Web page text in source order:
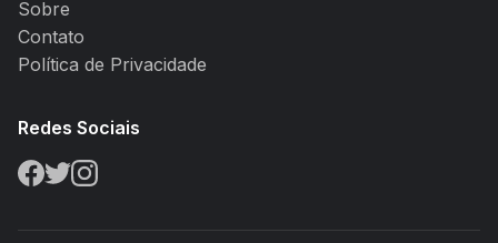
Sobre
Contato
Política de Privacidade
Redes Sociais